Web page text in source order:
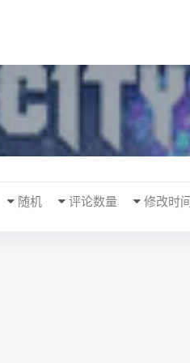
修改时间
评论数量
随机